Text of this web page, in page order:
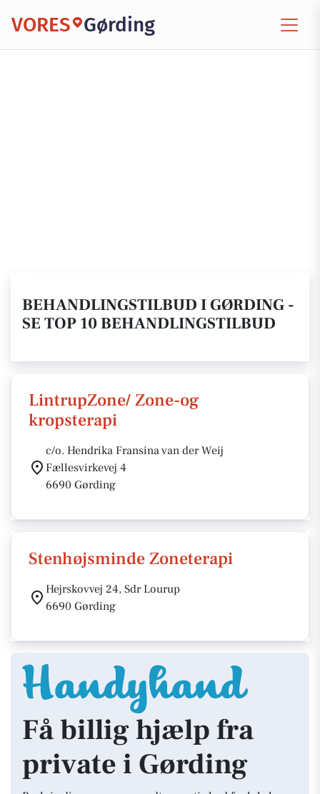
VORES Gørding
BEHANDLINGSTILBUD I GØRDING -
SE TOP 10 BEHANDLINGSTILBUD
LintrupZone/ Zone-og
kropsterapi
c/o. Hendrika Fransina van der Weij
Fællesvirkevej 4
6690 Gørding
Stenhøjsminde Zoneterapi
Hejrskovvej 24, Sdr Lourup
6690 Gørding
Få billig hjælp fra
private i Gørding